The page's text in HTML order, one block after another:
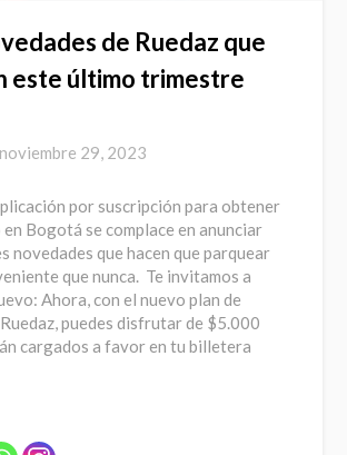
de Ruedaz que
este último trimestre
noviembre 29, 2023
por suscripción para obtener
Bogotá se complace en anunciar
novedades que hacen que parquear
que nunca. Te invitamos a
Ahora, con el nuevo plan de
puedes disfrutar de $5.000
cargados a favor en tu billetera